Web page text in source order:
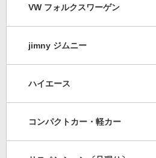
VW フォルクスワーゲン
jimny ジムニー
ハイエース
コンパクトカー・軽カー